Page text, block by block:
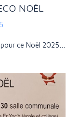
NOËL
ce Noël 2025…